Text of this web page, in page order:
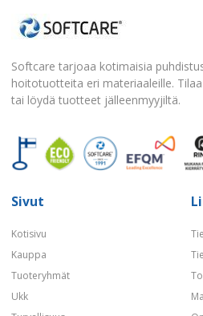
Softcare tarjoaa kotimaisia
hoitotuotteita eri materiaaleille.
tai löydä tuotteet jälleenmyyjiltä.
Sivut
Kotisivu
Kauppa
Tuoteryhmät
Ukk